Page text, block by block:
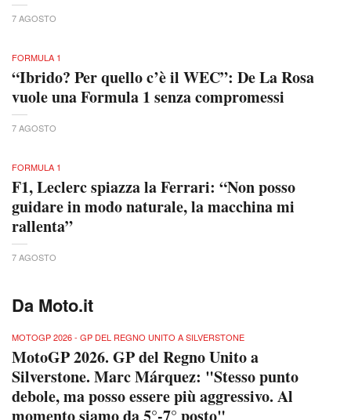
7 AGOSTO
FORMULA 1
“Ibrido? Per quello c’è il WEC”: De La Rosa
vuole una Formula 1 senza compromessi
7 AGOSTO
FORMULA 1
F1, Leclerc spiazza la Ferrari: “Non posso
guidare in modo naturale, la macchina mi
rallenta”
7 AGOSTO
Da Moto.it
MOTOGP 2026 - GP DEL REGNO UNITO A SILVERSTONE
MotoGP 2026. GP del Regno Unito a
Silverstone. Marc Márquez: "Stesso punto
debole, ma posso essere più aggressivo. Al